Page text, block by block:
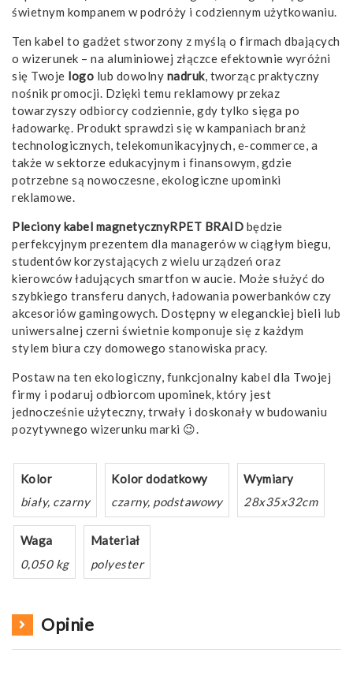
świetnym kompanem w podróży i codziennym użytkowaniu.
Ten kabel to gadżet stworzony z myślą o firmach dbających
o wizerunek – na aluminiowej złączce efektownie wyróżni
się Twoje logo lub dowolny nadruk, tworząc praktyczny
nośnik promocji. Dzięki temu reklamowy przekaz
towarzyszy odbiorcy codziennie, gdy tylko sięga po
ładowarkę. Produkt sprawdzi się w kampaniach branż
technologicznych, telekomunikacyjnych, e-commerce, a
także w sektorze edukacyjnym i finansowym, gdzie
potrzebne są nowoczesne, ekologiczne upominki
reklamowe.
Pleciony kabel magnetycznyRPET BRAID będzie
perfekcyjnym prezentem dla managerów w ciągłym biegu,
studentów korzystających z wielu urządzeń oraz
kierowców ładujących smartfon w aucie. Może służyć do
szybkiego transferu danych, ładowania powerbanków czy
akcesoriów gamingowych. Dostępny w eleganckiej bieli lub
uniwersalnej czerni świetnie komponuje się z każdym
stylem biura czy domowego stanowiska pracy.
Postaw na ten ekologiczny, funkcjonalny kabel dla Twojej
firmy i podaruj odbiorcom upominek, który jest
jednocześnie użyteczny, trwały i doskonały w budowaniu
pozytywnego wizerunku marki 😉.
Kolor
biały, czarny
Kolor dodatkowy
czarny, podstawowy
Wymiary
28x35x32cm
Waga
0,050 kg
Materiał
polyester
Opinie